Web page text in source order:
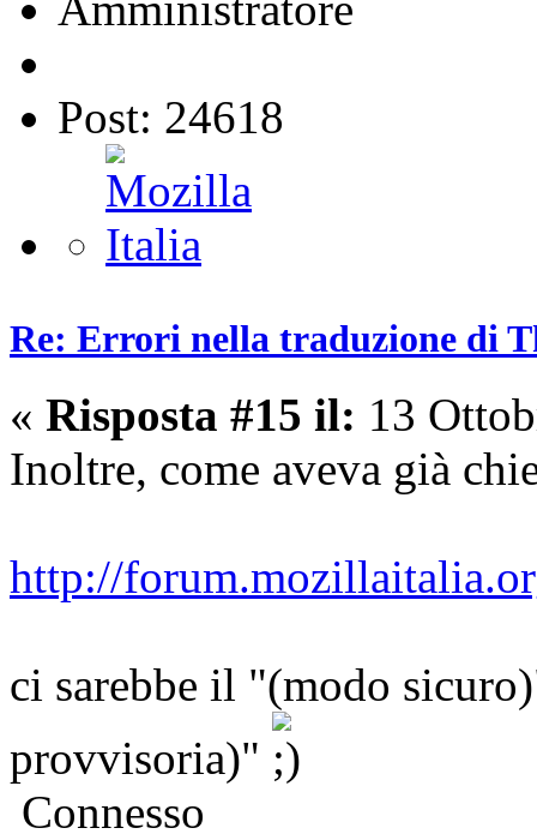
Post: 24618
Re: Errori nella traduzione di
« Risposta #15 il: 13
Inoltre, come aveva già
http://
ci sarebbe il "(modo
provvisoria)"
Connesso